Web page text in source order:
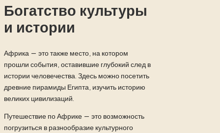
Богатство культуры
и истории
Африка — это также место, на котором
прошли события, оставившие глубокий след в
истории человечества. Здесь можно посетить
древние пирамиды Египта, изучить историю
великих цивилизаций.
Путешествие по Африке — это возможность
погрузиться в разнообразие культурного